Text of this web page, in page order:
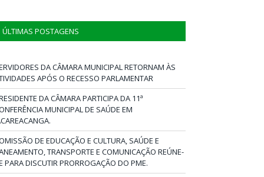
ÚLTIMAS POSTAGENS
DA CÂMARA MUNICIPAL RETORNAM ÀS
APÓS O RECESSO PARLAMENTAR
DA CÂMARA PARTICIPA DA 11ª
MUNICIPAL DE SAÚDE EM
DE EDUCAÇÃO E CULTURA, SAÚDE E
TRANSPORTE E COMUNICAÇÃO REÚNE-
PARA DISCUTIR PRORROGAÇÃO DO PME.